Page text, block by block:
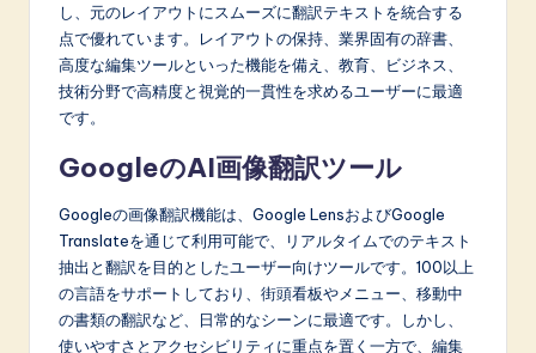
o
o
し、元のレイアウトにスムーズに翻訳テキストを統合する
点で優れています。レイアウトの保持、業界固有の辞書、
高度な編集ツールといった機能を備え、教育、ビジネス、
技術分野で高精度と視覚的一貫性を求めるユーザーに最適
です。
GoogleのAI画像翻訳ツール
Googleの画像翻訳機能は、Google LensおよびGoogle
Translateを通じて利用可能で、リアルタイムでのテキスト
抽出と翻訳を目的としたユーザー向けツールです。100以上
の言語をサポートしており、街頭看板やメニュー、移動中
の書類の翻訳など、日常的なシーンに最適です。しかし、
使いやすさとアクセシビリティに重点を置く一方で、編集